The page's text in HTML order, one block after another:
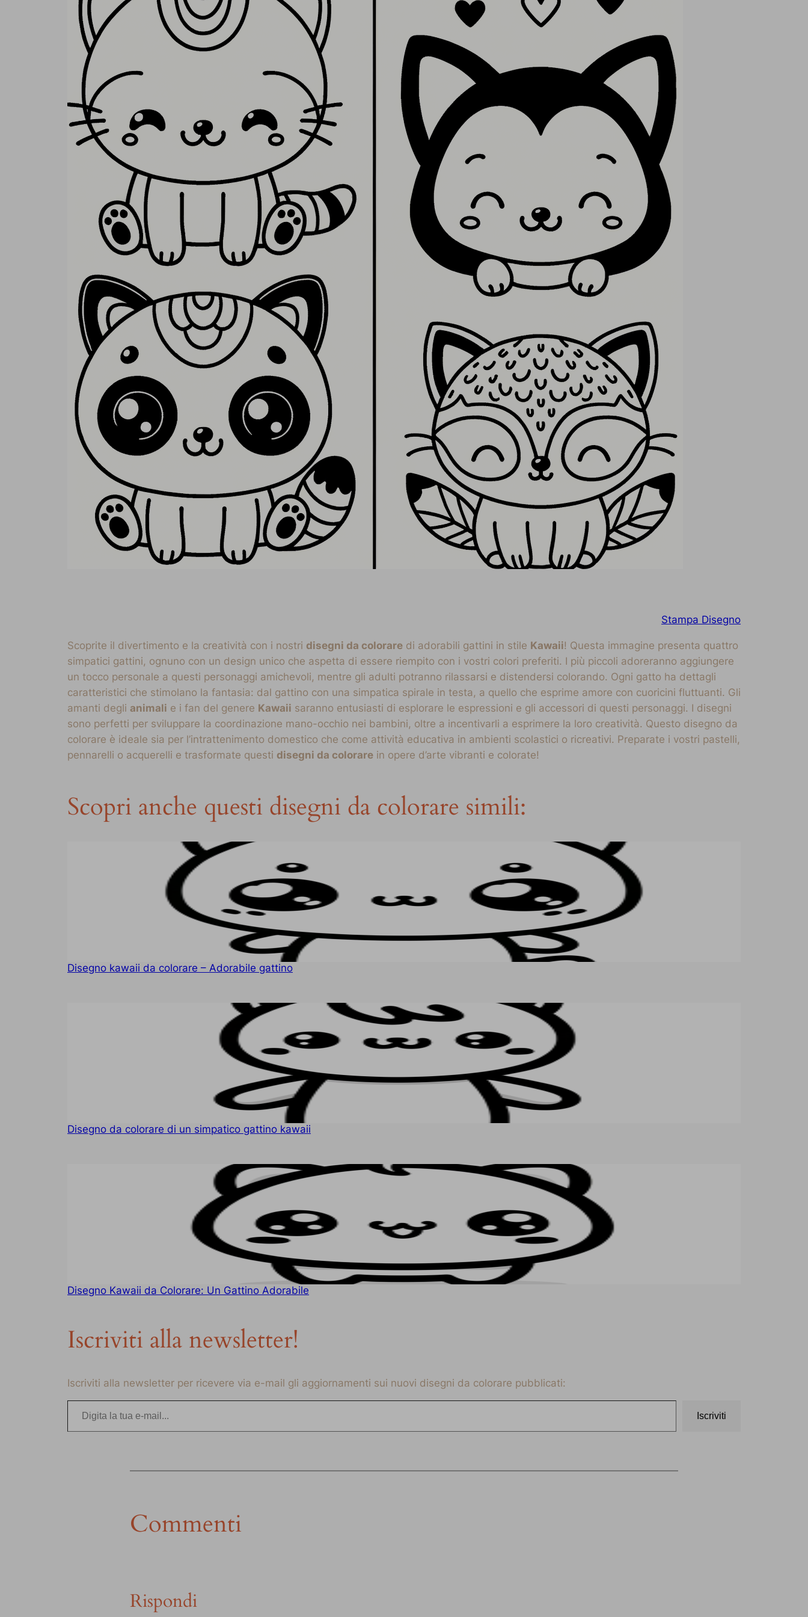
Stampa Disegno
Scoprite il divertimento e la creatività con i nostri disegni da colorare di adorabili gattini in stile Kawaii! Questa immagine presenta quattro
simpatici gattini, ognuno con un design unico che aspetta di essere riempito con i vostri colori preferiti. I più piccoli adoreranno aggiungere
un tocco personale a questi personaggi amichevoli, mentre gli adulti potranno rilassarsi e distendersi colorando. Ogni gatto ha dettagli
caratteristici che stimolano la fantasia: dal gattino con una simpatica spirale in testa, a quello che esprime amore con cuoricini fluttuanti. Gli
amanti degli animali e i fan del genere Kawaii saranno entusiasti di esplorare le espressioni e gli accessori di questi personaggi. I disegni
sono perfetti per sviluppare la coordinazione mano-occhio nei bambini, oltre a incentivarli a esprimere la loro creatività. Questo disegno da
colorare è ideale sia per l’intrattenimento domestico che come attività educativa in ambienti scolastici o ricreativi. Preparate i vostri pastelli,
pennarelli o acquerelli e trasformate questi disegni da colorare in opere d’arte vibranti e colorate!
Scopri anche questi disegni da colorare simili:
Disegno kawaii da colorare – Adorabile gattino
Disegno da colorare di un simpatico gattino kawaii
Disegno Kawaii da Colorare: Un Gattino Adorabile
Iscriviti alla newsletter!
Iscriviti alla newsletter per ricevere via e-mail gli aggiornamenti sui nuovi disegni da colorare pubblicati:
Digita la tua e-mail…
Iscriviti
Commenti
Rispondi